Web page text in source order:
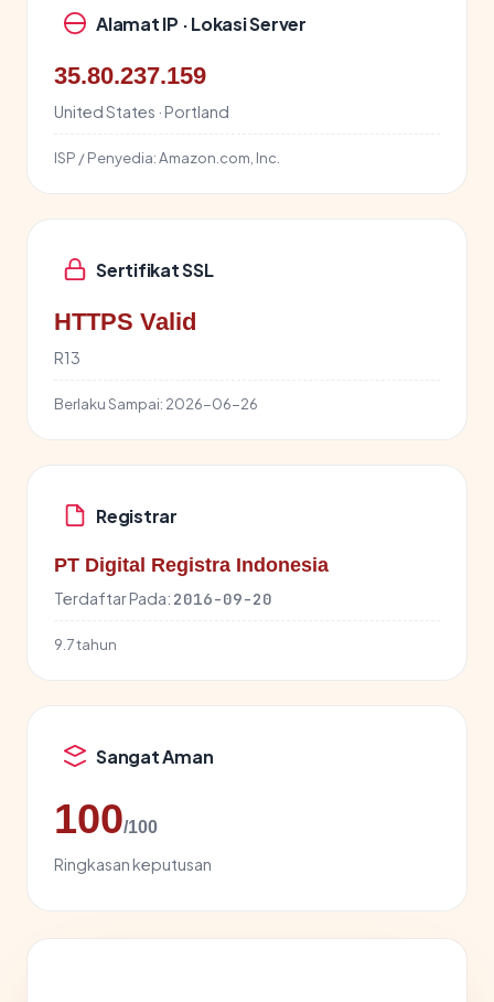
Alamat IP · Lokasi Server
35.80.237.159
United States · Portland
ISP / Penyedia:Amazon.com, Inc.
Sertifikat SSL
HTTPS Valid
R13
Berlaku Sampai: 2026-06-26
Registrar
PT Digital Registra Indonesia
Terdaftar Pada: 2016-09-20
9.7 tahun
Sangat Aman
100/100
Ringkasan keputusan